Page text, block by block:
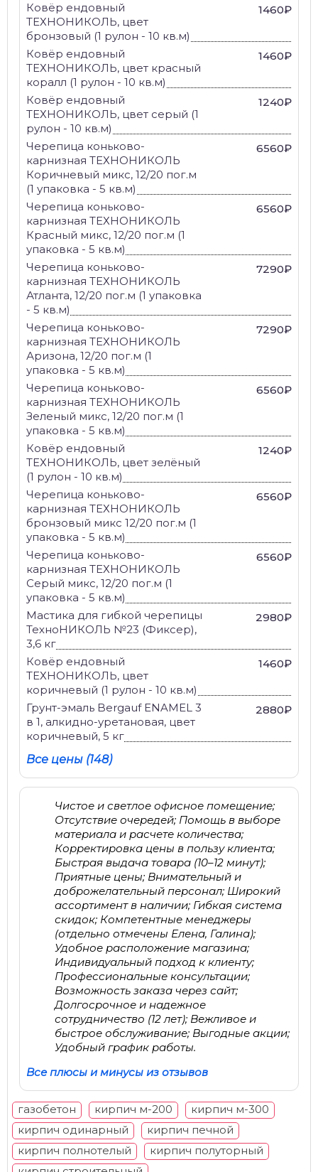
Ковёр ендовный
ТЕХНОНИКОЛЬ, цвет
бронзовый (1 рулон - 10 кв.м)
1460₽
Ковёр ендовный
ТЕХНОНИКОЛЬ, цвет красный
коралл (1 рулон - 10 кв.м)
1460₽
Ковёр ендовный
ТЕХНОНИКОЛЬ, цвет серый (1
рулон - 10 кв.м)
1240₽
Черепица коньково-
карнизная ТЕХНОНИКОЛЬ
Коричневый микс, 12/20 пог.м
(1 упаковка - 5 кв.м)
6560₽
Черепица коньково-
карнизная ТЕХНОНИКОЛЬ
Красный микс, 12/20 пог.м (1
упаковка - 5 кв.м)
6560₽
Черепица коньково-
карнизная ТЕХНОНИКОЛЬ
Атланта, 12/20 пог.м (1 упаковка
- 5 кв.м)
7290₽
Черепица коньково-
карнизная ТЕХНОНИКОЛЬ
Аризона, 12/20 пог.м (1
упаковка - 5 кв.м)
7290₽
Черепица коньково-
карнизная ТЕХНОНИКОЛЬ
Зеленый микс, 12/20 пог.м (1
упаковка - 5 кв.м)
6560₽
Ковёр ендовный
ТЕХНОНИКОЛЬ, цвет зелёный
(1 рулон - 10 кв.м)
1240₽
Черепица коньково-
карнизная ТЕХНОНИКОЛЬ
бронзовый микс 12/20 пог.м (1
упаковка - 5 кв.м)
6560₽
Черепица коньково-
карнизная ТЕХНОНИКОЛЬ
Серый микс, 12/20 пог.м (1
упаковка - 5 кв.м)
6560₽
Мастика для гибкой черепицы
ТехноНИКОЛЬ №23 (Фиксер),
3,6 кг
2980₽
Ковёр ендовный
ТЕХНОНИКОЛЬ, цвет
коричневый (1 рулон - 10 кв.м)
1460₽
Грунт-эмаль Bergauf ENAMEL 3
в 1, алкидно-уретановая, цвет
коричневый, 5 кг
2880₽
Все цены (148)
Чистое и светлое офисное помещение;
Отсутствие очередей; Помощь в выборе
материала и расчете количества;
Корректировка цены в пользу клиента;
Быстрая выдача товара (10–12 минут);
Приятные цены; Внимательный и
доброжелательный персонал; Широкий
ассортимент в наличии; Гибкая система
скидок; Компетентные менеджеры
(отдельно отмечены Елена, Галина);
Удобное расположение магазина;
Индивидуальный подход к клиенту;
Профессиональные консультации;
Возможность заказа через сайт;
Долгосрочное и надежное
сотрудничество (12 лет); Вежливое и
быстрое обслуживание; Выгодные акции;
Удобный график работы.
Все плюсы и минусы из отзывов
газобетон кирпич м-200
кирпич м-300
кирпич одинарный
кирпич печной
кирпич полнотелый
кирпич полуторный